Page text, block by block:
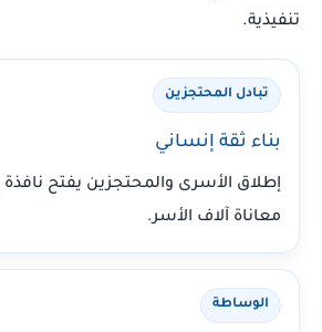
تنفيذية.
تبادل المحتجزين
بناء ثقة إنساني
إطلاق الأسرى والمحتجزين يفتح
معاناة آلاف الأسر.
الوساطة